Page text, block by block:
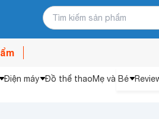
Điện máy Đồ thể thaoMẹ và Bé